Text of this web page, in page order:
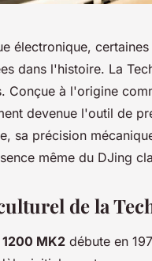
électronique,
dans l'histoire. La
Conçue à l'origine
devenue l'outil de
sa précision
même du DJing
de la
MK2 débute en